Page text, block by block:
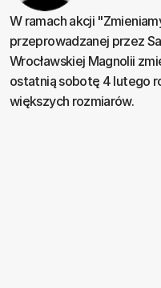
W ramach akcji
przeprowadzanej przez
Wrocławskiej Magnolii
ostatnią sobotę 4 lutego
większych rozmiarów.